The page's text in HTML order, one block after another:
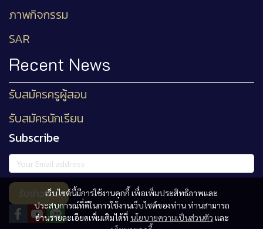
เว็บไซต์นี้มีการใช้งานคุกกี้ เพื่อเพิ่มประสิทธิภาพและ
ประสบการณ์ที่ดีในการใช้งานเว็บไซต์ของท่าน ท่านสามารถ
อ่านรายละเอียดเพิ่มเติมได้ที่ นโยบายความเป็นส่วนตัว และ
ภาพกิจกรรม
SAR
Recent News
รับสมัครครูผู้สอน
รับสมัครนักเรียน
Subscribe
รับข่าวสาร